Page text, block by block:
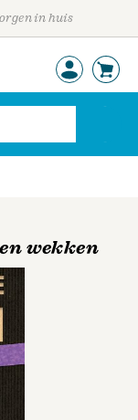
in huis
wekken